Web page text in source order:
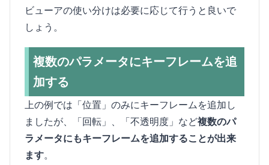
ビューアの使い分けは必要に応じて行うと良いで
しょう。
複数のパラメータにキーフレームを追
加する
上の例では「位置」のみにキーフレームを追加し
ましたが、「回転」、「不透明度」など複数のパ
ラメータにもキーフレームを追加することが出来
ます。